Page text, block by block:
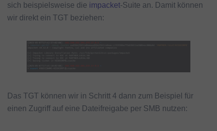
sich beispielsweise die impacket-Suite an. Damit können
wir direkt ein TGT beziehen:
Das TGT können wir in Schritt 4 dann zum Beispiel für
einen Zugriff auf eine Dateifreigabe per SMB nutzen: